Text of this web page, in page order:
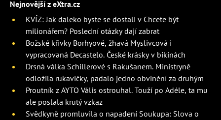
Nejnovější z eXtra.cz
KVÍZ: Jak daleko byste se dostali v Chcete být
milionářem? Poslední otázky dají zabrat
Božské křivky Borhyové, žhavá Myslivcová i
vypracovaná Decastelo. České krásky v bikinách
Drsná válka Schillerové s Rakušanem. Ministryně
odložila rukavičky, padalo jedno obvinění za druhým
Proutník z AYTO Vális ostrouhal. Touží po Adéle, ta mu
ale poslala krutý vzkaz
Svědkyně promluvila o napadení Soukupa: Slova o